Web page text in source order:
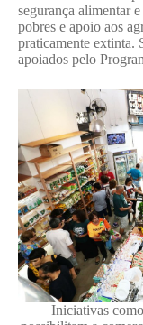
segurança alimentar
pobres e apoio aos
praticamente extinta.
apoiados pelo
Iniciativas